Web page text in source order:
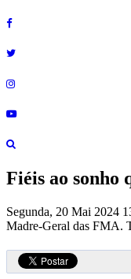
Fiéis ao sonho
Segunda, 20 Mai 2024
Madre-Geral das FMA.